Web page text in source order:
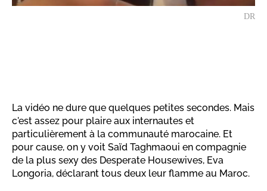
DR
La vidéo ne dure que quelques petites secondes. Mais
c'est assez pour plaire aux internautes et
particulièrement à la communauté marocaine. Et
pour cause, on y voit Saïd Taghmaoui en compagnie
de la plus sexy des Desperate Housewives, Eva
Longoria, déclarant tous deux leur flamme au Maroc.